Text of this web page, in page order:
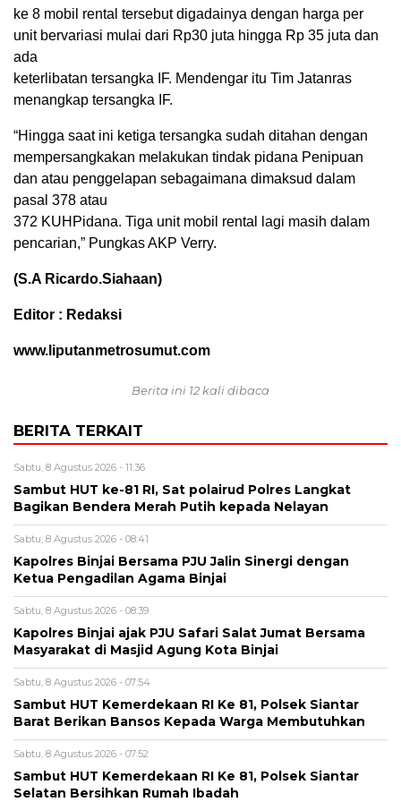
ke 8 mobil rental tersebut digadainya dengan harga per
unit bervariasi mulai dari Rp30 juta hingga Rp 35 juta dan
ada
keterlibatan tersangka IF. Mendengar itu Tim Jatanras
menangkap tersangka IF.
“Hingga saat ini ketiga tersangka sudah ditahan dengan
mempersangkakan melakukan tindak pidana Penipuan
dan atau penggelapan sebagaimana dimaksud dalam
pasal 378 atau
372 KUHPidana. Tiga unit mobil rental lagi masih dalam
pencarian,” Pungkas AKP Verry.
(S.A Ricardo.Siahaan)
Editor : Redaksi
www.liputanmetrosumut.com
Berita ini 12 kali dibaca
BERITA TERKAIT
Sabtu, 8 Agustus 2026 - 11:36
Sambut HUT ke-81 RI, Sat polairud Polres Langkat
Bagikan Bendera Merah Putih kepada Nelayan
Sabtu, 8 Agustus 2026 - 08:41
Kapolres Binjai Bersama PJU Jalin Sinergi dengan
Ketua Pengadilan Agama Binjai
Sabtu, 8 Agustus 2026 - 08:39
Kapolres Binjai ajak PJU Safari Salat Jumat Bersama
Masyarakat di Masjid Agung Kota Binjai
Sabtu, 8 Agustus 2026 - 07:54
Sambut HUT Kemerdekaan RI Ke 81, Polsek Siantar
Barat Berikan Bansos Kepada Warga Membutuhkan
Sabtu, 8 Agustus 2026 - 07:52
Sambut HUT Kemerdekaan RI Ke 81, Polsek Siantar
Selatan Bersihkan Rumah Ibadah